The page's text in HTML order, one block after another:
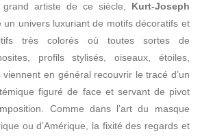
artiste de ce siècle, Kurt-Joseph
un univers luxuriant de motifs décoratifs et
très colorés où toutes sortes de
profils stylisés, oiseaux, étoiles,
en général recouvrir le tracé d’un
figuré de face et servant de pivot
Comme dans l’art du masque
ou d’Amérique, la fixité des regards et